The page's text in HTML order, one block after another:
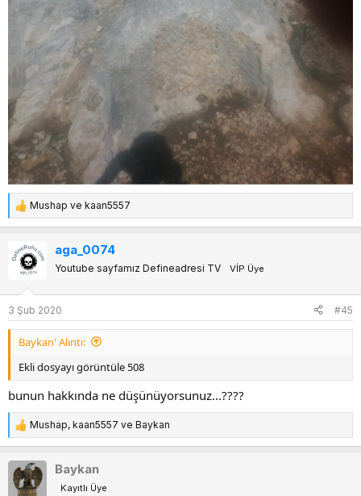
T
e
k
e
:
Mushap ve kaan5557
aga_0074
Youtube sayfamız Defineadresi TV VİP Üye
3 Şub 2020 #45
Baykan' Alıntı:
Ekli dosyayı görüntüle 508
bunun hakkında ne düşünüyorsunuz...????
T
e
p
k
i
Mushap, kaan5557 ve Baykan
Baykan
Kayıtlı Üye